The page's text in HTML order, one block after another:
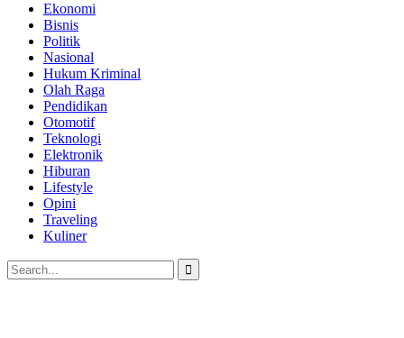
Ekonomi
Bisnis
Politik
Nasional
Hukum Kriminal
Olah Raga
Pendidikan
Otomotif
Teknologi
Elektronik
Hiburan
Lifestyle
Opini
Traveling
Kuliner